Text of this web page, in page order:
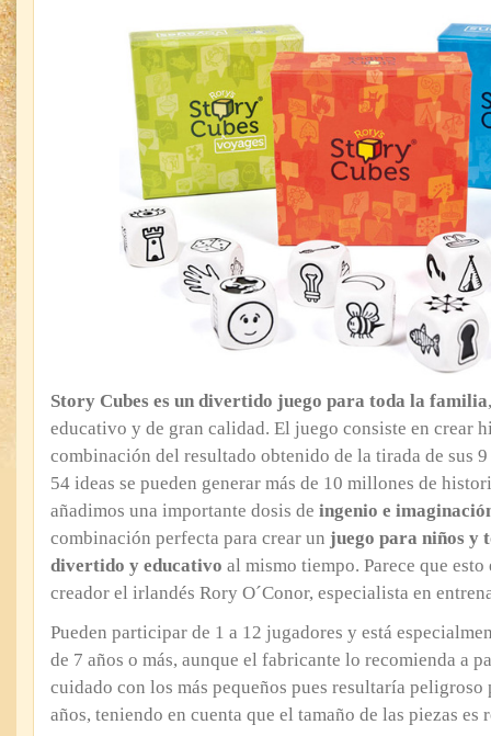
Story Cubes es un divertido juego para toda la familia
educativo y de gran calidad. El juego consiste en crear
combinación del resultado obtenido de la tirada de sus
54 ideas se pueden generar más de 10 millones de
añadimos una importante dosis de ingenio e
combinación perfecta para crear un juego para niños y
divertido y educativo al mismo tiempo. Parece que
creador el irlandés Rory O´Conor, especialista en
Pueden participar de 1 a 12 jugadores y está
de 7 años o más, aunque el fabricante lo recomienda a
cuidado con los más pequeños pues resultaría peligroso
años, teniendo en cuenta que el tamaño de las piezas es